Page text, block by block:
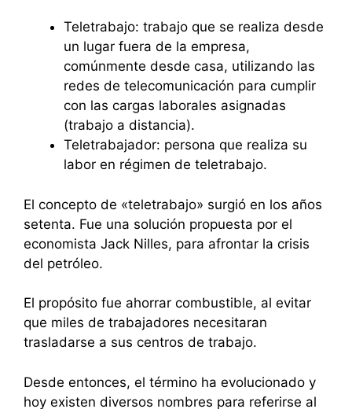
Teletrabajo: trabajo que se realiza desde
un lugar fuera de la empresa,
comúnmente desde casa, utilizando las
redes de telecomunicación para cumplir
con las cargas laborales asignadas
(trabajo a distancia).
Teletrabajador: persona que realiza su
labor en régimen de teletrabajo.
El concepto de «teletrabajo» surgió en los años
setenta. Fue una solución propuesta por el
economista Jack Nilles, para afrontar la crisis
del petróleo.
El propósito fue ahorrar combustible, al evitar
que miles de trabajadores necesitaran
trasladarse a sus centros de trabajo.
Desde entonces, el término ha evolucionado y
hoy existen diversos nombres para referirse al